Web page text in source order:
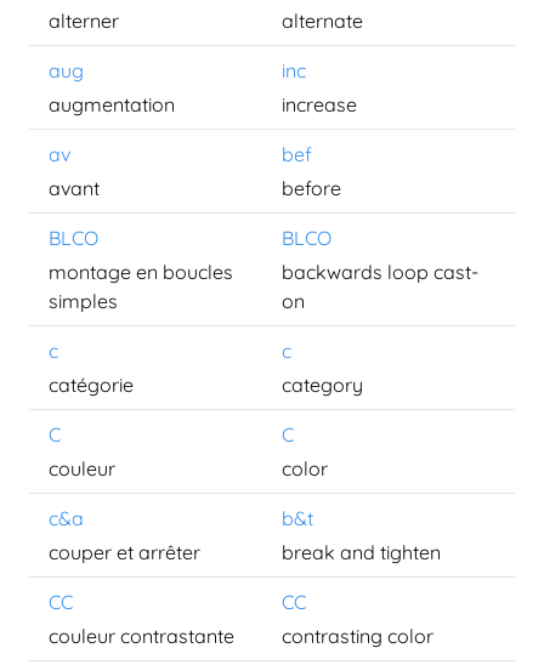
alterner
alternate
aug
inc
augmentation
increase
av
bef
avant
before
BLCO
BLCO
montage en boucles
simples
backwards loop cast-
on
c
c
catégorie
category
C
C
couleur
color
c&a
b&t
couper et arrêter
break and tighten
CC
CC
couleur contrastante
contrasting color